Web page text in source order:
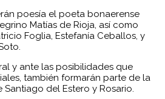
poesía el poeta bonaerense
Matías de Rioja, así como
Foglia, Estefanía Ceballos, y
y ante las posibilidades que
también formarán parte de la
Santiago del Estero y Rosario.